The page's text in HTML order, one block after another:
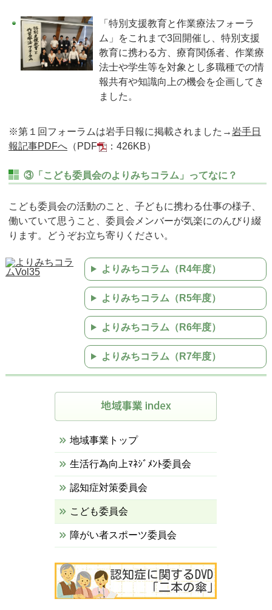
「特別支援教育と作業療法フォーラ
ム」をこれまで3回開催し、特別支援
教育に携わる方、療育関係者、作業療
法士や学生等を対象とし多職種での情
報共有や知識向上の機会を企画してき
ました。
※第１回フォーラムは岩手日報に掲載されました→岩手日
報記事PDFへ（PDF ：426KB）
③「こども委員会のよりみちコラム」ってなに？
こども委員会の活動のこと、子どもに携わる仕事の様子、
働いていて思うこと、委員会メンバーが気楽にのんびり綴
ります。どうぞお立ち寄りください。
よりみちコラム（R4年度）
よりみちコラム（R5年度）
よりみちコラム（R6年度）
よりみちコラム（R7年度）
地域事業トップ
生活行為向上ﾏﾈｼﾞﾒﾝﾄ委員会
認知症対策委員会
こども委員会
障がい者スポーツ委員会